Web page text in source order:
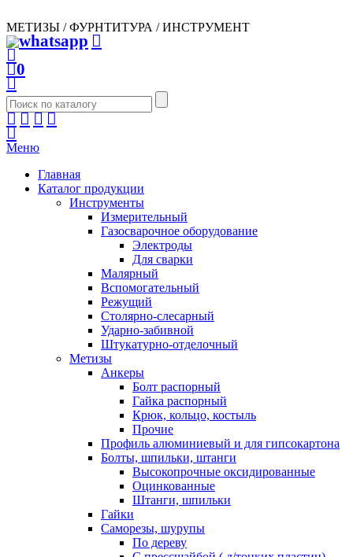
МЕТИЗЫ / ФУРНТИТУРА / ИНСТРУМЕНТ
0
Меню
Главная
Каталог продукции
Инструменты
Измерительный
Газосварочное оборудование
Электроды
Для сварки
Малярный
Вспомогательный
Режущий
Столярно-слесарный
Ударно-забивной
Штукатурно-отделочный
Метизы
Анкеры
Болт распорный
Гайка распорный
Крюк, кольцо, костыль
Прочие
Профиль алюминиевый и для гипсокартона
Болты, шпильки, штанги
Высокопрочные оксидированные
Оцинкованные
Штанги, шпильки
Гайки
Саморезы, шурупы
По дереву